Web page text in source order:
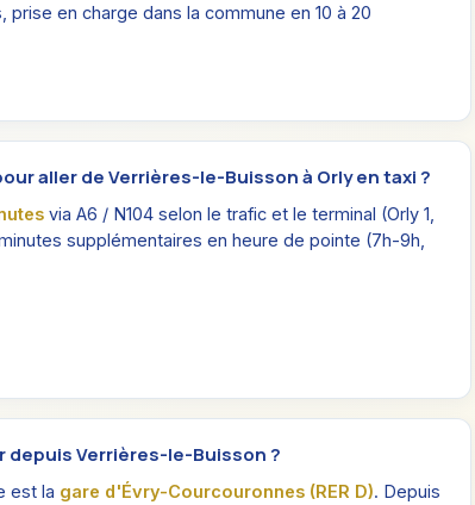
prise en charge dans la commune en 10 à 20
aller de Verrières-le-Buisson à Orly en taxi ?
via A6 / N104 selon le trafic et le terminal (Orly 1,
supplémentaires en heure de pointe (7h-9h,
depuis Verrières-le-Buisson ?
est la gare d'Évry-Courcouronnes (RER D). Depuis